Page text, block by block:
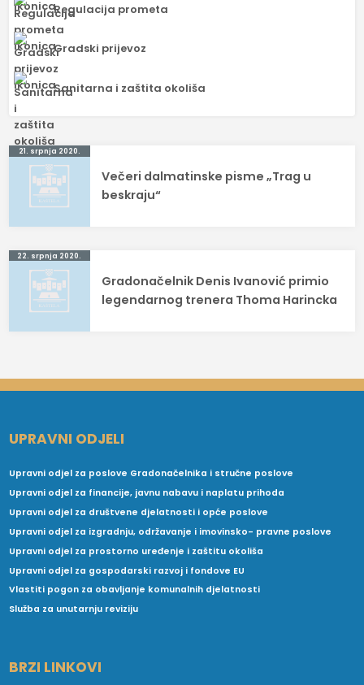
Regulacija prometa
Gradski prijevoz
Sanitarna i zaštita okoliša
Navigacija
objava
21. srpnja 2020.
Večeri dalmatinske pisme „Trag u
beskraju“
22. srpnja 2020.
Gradonačelnik Denis Ivanović primio
legendarnog trenera Thoma Harincka
UPRAVNI ODJELI
Upravni odjel za poslove Gradonačelnika i stručne poslove
Upravni odjel za financije, javnu nabavu i naplatu prihoda
Upravni odjel za društvene djelatnosti i opće poslove
Upravni odjel za izgradnju, održavanje i imovinsko- pravne poslove
Upravni odjel za prostorno uređenje i zaštitu okoliša
Upravni odjel za gospodarski razvoj i fondove EU
Vlastiti pogon za obavljanje komunalnih djelatnosti
Služba za unutarnju reviziju
BRZI LINKOVI